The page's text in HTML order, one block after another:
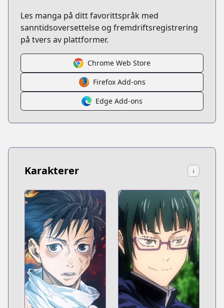
Les manga på ditt favorittspråk med
sanntidsoversettelse og fremdriftsregistrering
på tvers av plattformer.
Chrome Web Store
Firefox Add-ons
Edge Add-ons
Karakterer ↓